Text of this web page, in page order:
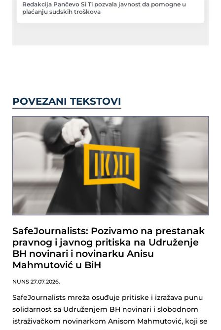
Redakcija Pančevo Si Ti pozvala javnost da pomogne u
plaćanju sudskih troškova
POVEZANI TEKSTOVI
SafeJournalists: Pozivamo na prestanak
pravnog i javnog pritiska na Udruženje
BH novinari i novinarku Anisu
Mahmutović u BiH
NUNS 27.07.2026.
SafeJournalists mreža osuđuje pritiske i izražava punu
solidarnost sa Udruženjem BH novinari i slobodnom
istraživačkom novinarkom Anisom Mahmutović, koji se